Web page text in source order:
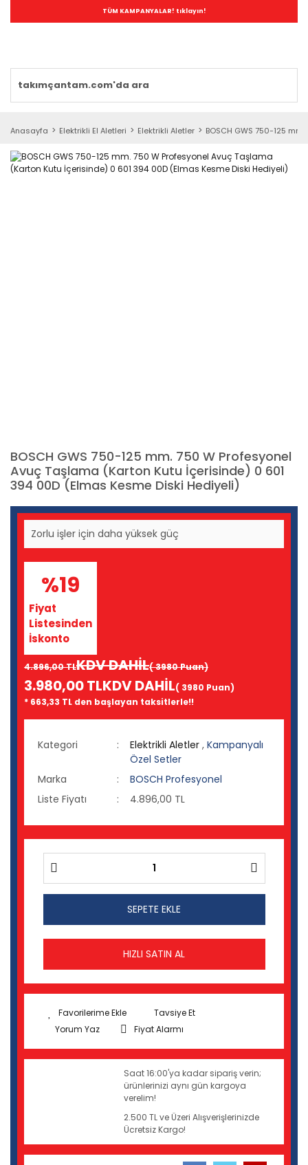
TÜM KAMPANYALAR! tıklayın!
Anasayfa Elektrikli El Aletleri Elektrikli Aletler BOSCH GWS 750-125
BOSCH GWS 750-125 mm. 750 W Profesyonel
Avuç Taşlama (Karton Kutu İçerisinde) 0 601
394 00D (Elmas Kesme Diski Hediyeli)
Zorlu işler için daha yüksek güç
%19
Fiyat
Listesinden
İskonto
4.896,00 TLKDV DAHİL( 3980 Puan)
3.980,00 TLKDV DAHİL( 3980 Puan)
* 663,33 TL den başlayan taksitlerle!!
Kategori Elektrikli Aletler , Kampanyalı
Özel Setler
Marka
BOSCH Profesyonel
Liste Fiyatı
4.896,00 TL
SEPETE EKLE
HIZLI SATIN AL
Tavsiye Et
Yorum Yaz
Fiyat Alarmı
Saat 16:00'ya kadar sipariş verin;
ürünlerinizi aynı gün kargoya
verelim!
2.500 TL ve Üzeri Alışverişlerinizde
Ücretsiz Kargo!